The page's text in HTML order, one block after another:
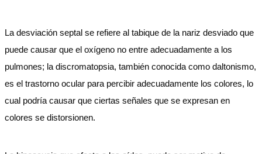
La desviación septal se refiere al tabique de la nariz desviado que
puede causar que el oxígeno no entre adecuadamente a los
pulmones; la discromatopsia, también conocida como daltonismo,
es el trastorno ocular para percibir adecuadamente los colores, lo
cual podría causar que ciertas señales que se expresan en
colores se distorsionen.